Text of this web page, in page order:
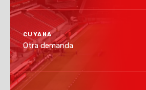
CUYANA
Otra demanda